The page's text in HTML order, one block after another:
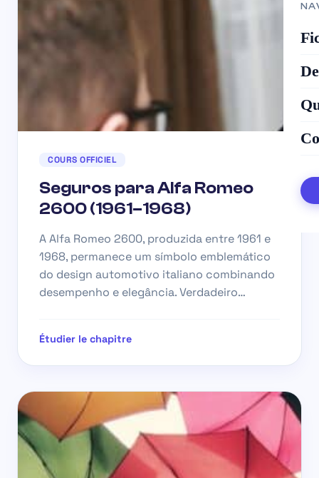
COURS OFFICIEL
Seguros para Alfa Romeo
2600 (1961–1968)
A Alfa Romeo 2600, produzida entre 1961 e
1968, permanece um símbolo emblemático
do design automotivo italiano combinando
desempenho e elegância. Verdadeiro…
Étudier le chapitre